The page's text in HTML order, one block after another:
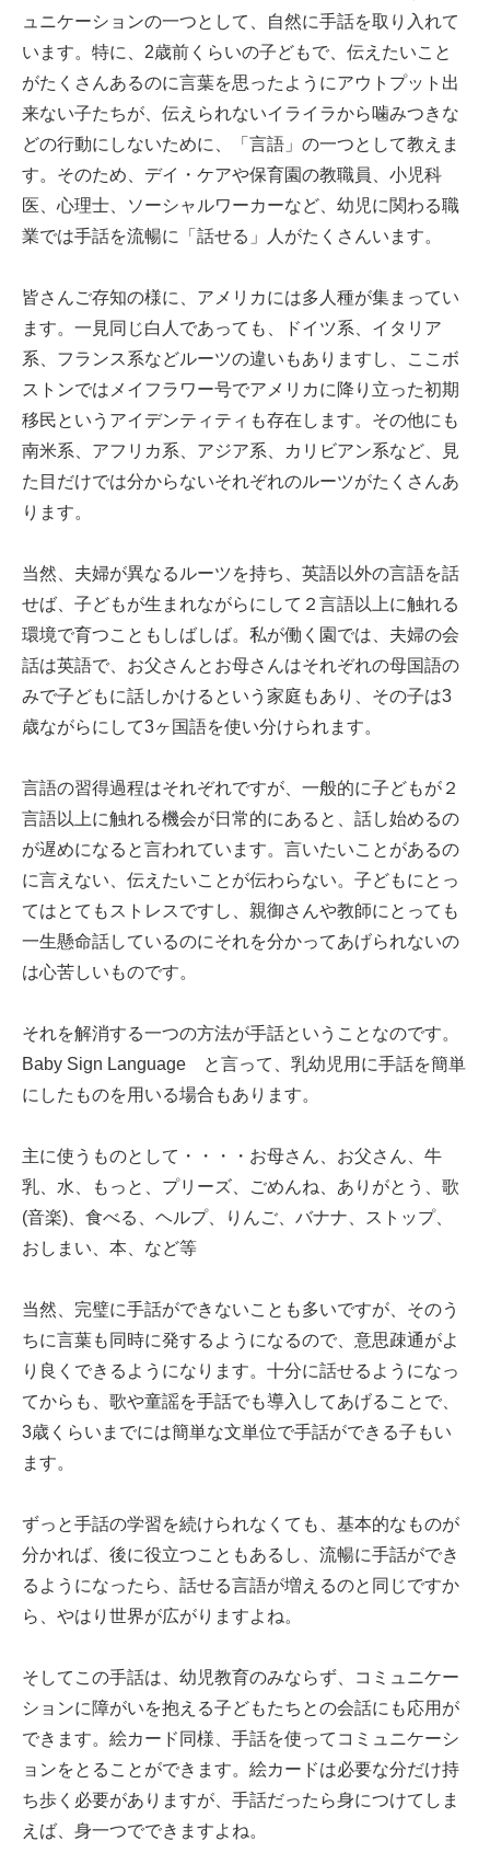
ュニケーションの一つとして、自然に手話を取り入れて
います。特に、2歳前くらいの子どもで、伝えたいこと
がたくさんあるのに言葉を思ったようにアウトプット出
来ない子たちが、伝えられないイライラから噛みつきな
どの行動にしないために、「言語」の一つとして教えま
す。そのため、デイ・ケアや保育園の教職員、小児科
医、心理士、ソーシャルワーカーなど、幼児に関わる職
業では手話を流暢に「話せる」人がたくさんいます。
皆さんご存知の様に、アメリカには多人種が集まってい
ます。一見同じ白人であっても、ドイツ系、イタリア
系、フランス系などルーツの違いもありますし、ここボ
ストンではメイフラワー号でアメリカに降り立った初期
移民というアイデンティティも存在します。その他にも
南米系、アフリカ系、アジア系、カリビアン系など、見
た目だけでは分からないそれぞれのルーツがたくさんあ
ります。
当然、夫婦が異なるルーツを持ち、英語以外の言語を話
せば、子どもが生まれながらにして２言語以上に触れる
環境で育つこともしばしば。私が働く園では、夫婦の会
話は英語で、お父さんとお母さんはそれぞれの母国語の
みで子どもに話しかけるという家庭もあり、その子は3
歳ながらにして3ヶ国語を使い分けられます。
言語の習得過程はそれぞれですが、一般的に子どもが２
言語以上に触れる機会が日常的にあると、話し始めるの
が遅めになると言われています。言いたいことがあるの
に言えない、伝えたいことが伝わらない。子どもにとっ
てはとてもストレスですし、親御さんや教師にとっても
一生懸命話しているのにそれを分かってあげられないの
は心苦しいものです。
それを解消する一つの方法が手話ということなのです。
Baby Sign Language と言って、乳幼児用に手話を簡単
にしたものを用いる場合もあります。
主に使うものとして・・・・お母さん、お父さん、牛
乳、水、もっと、プリーズ、ごめんね、ありがとう、歌
(音楽)、食べる、ヘルプ、りんご、バナナ、ストップ、
おしまい、本、など等
当然、完璧に手話ができないことも多いですが、そのう
ちに言葉も同時に発するようになるので、意思疎通がよ
り良くできるようになります。十分に話せるようになっ
てからも、歌や童謡を手話でも導入してあげることで、
3歳くらいまでには簡単な文単位で手話ができる子もい
ます。
ずっと手話の学習を続けられなくても、基本的なものが
分かれば、後に役立つこともあるし、流暢に手話ができ
るようになったら、話せる言語が増えるのと同じですか
ら、やはり世界が広がりますよね。
そしてこの手話は、幼児教育のみならず、コミュニケー
ションに障がいを抱える子どもたちとの会話にも応用が
できます。絵カード同様、手話を使ってコミュニケーシ
ョンをとることができます。絵カードは必要な分だけ持
ち歩く必要がありますが、手話だったら身につけてしま
えば、身一つでできますよね。